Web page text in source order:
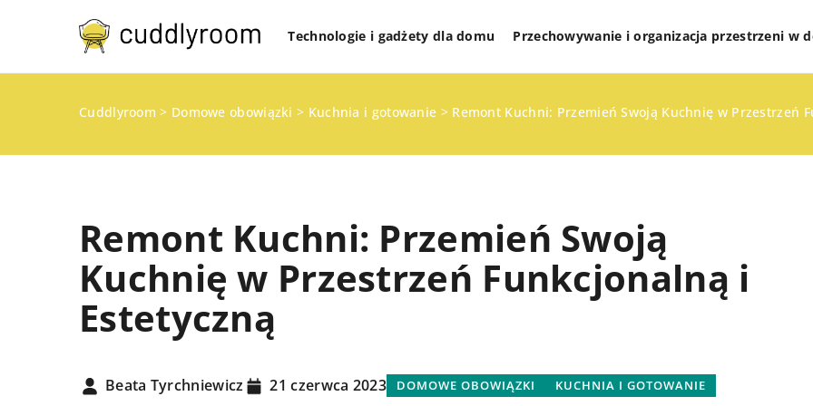
Technologie i gadżety dla domu Przechowywanie i organizacja przestrzeni w
Cuddlyroom > Domowe obowiązki > Kuchnia i gotowanie > Remont Kuchni: Przemień Swoją Kuchnię w Przestrzeń
Remont Kuchni: Przemień Swoją
Kuchnię w Przestrzeń Funkcjonalną i
Estetyczną
Beata Tyrchniewicz 21 czerwca 2023 DOMOWE OBOWIĄZKI KUCHNIA I GOTOWANIE
PRZECHOWYWANIE I ORGANIZACJA
PRZESTRZENI W DOMU
ROZWIĄZANIA DO MAŁYCH PRZESTRZENI